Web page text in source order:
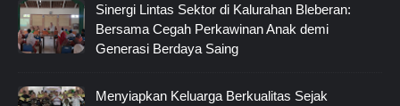
Sinergi Lintas Sektor di Kalurahan Bleberan:
Bersama Cegah Perkawinan Anak demi
Generasi Berdaya Saing
Menyiapkan Keluarga Berkualitas Sejak